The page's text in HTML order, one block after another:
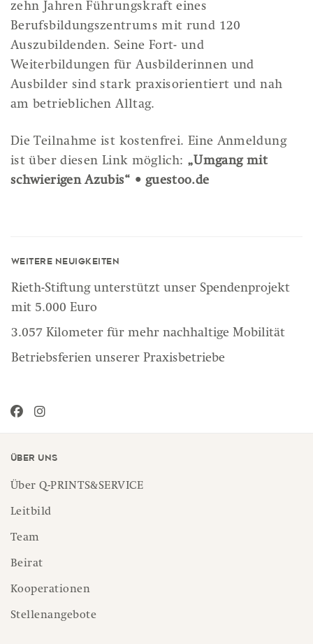
zehn Jahren Führungskraft eines
Berufsbildungszentrums mit rund 120
Auszubildenden. Seine Fort- und
Weiterbildungen für Ausbilderinnen und
Ausbilder sind stark praxisorientiert und nah
am betrieblichen Alltag.
Die Teilnahme ist kostenfrei. Eine Anmeldung
ist über diesen Link möglich: „Umgang mit
schwierigen Azubis“ • guestoo.de
Weitere Neuigkeiten
Rieth-Stiftung unterstützt unser Spendenprojekt
mit 5.000 Euro
3.057 Kilometer für mehr nachhaltige Mobilität
Betriebsferien unserer Praxisbetriebe
Über uns
Über Q-PRINTS&SERVICE
Leitbild
Team
Beirat
Kooperationen
Stellenangebote